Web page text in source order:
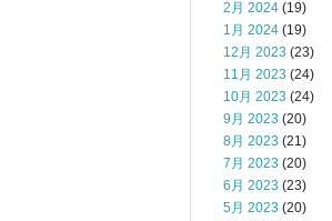
2月 2024 (19)
1月 2024 (19)
12月 2023 (23)
11月 2023 (24)
10月 2023 (24)
9月 2023 (20)
8月 2023 (21)
7月 2023 (20)
6月 2023 (23)
5月 2023 (20)